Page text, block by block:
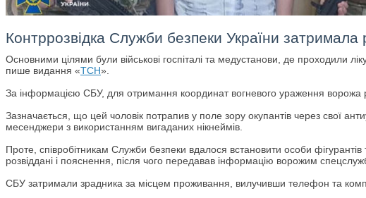
Контррозвідка Служби безпеки України затримала
Основними цілями були військові госпіталі та медустанови, де проходили
пише видання «ТСН».
За інформацією СБУ, для отримання координат вогневого ураження ворожа
Зазначається, що цей чоловік потрапив у поле зору окупантів через свої
месенджери з використанням вигаданих нікнеймів.
Проте, співробітникам Служби безпеки вдалося встановити особи
розвіддані і пояснення, після чого передавав інформацію ворожим
СБУ затримали зрадника за місцем проживання, вилучивши телефон та